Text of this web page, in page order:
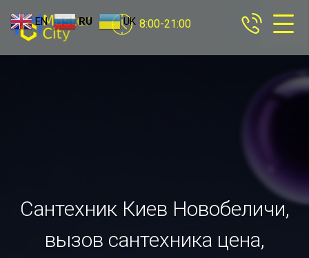
8:00-21:00
Сантехник Киев Новобеличи,
вызов сантехника цена,
EN RU UK